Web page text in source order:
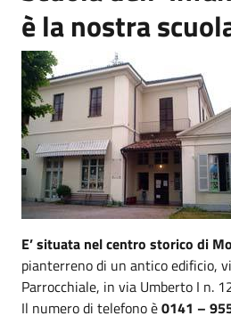
è la nostra
E’ situata nel centro storico di
pianterreno di un antico edificio,
Parrocchiale, in via Umberto I n.
Il numero di telefono è0141 –